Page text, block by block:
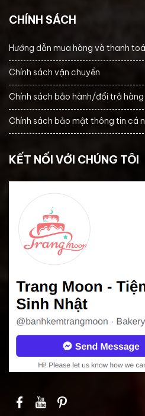
CHÍNH SÁCH
Hướng dẫn mua hàng và thanh
Chính sách vận chuyển
Chính sách bảo hành/đổi trả hàng
Chính sách bảo mật thông tin cá
KẾT NỐI VỚI CHÚNG TÔI